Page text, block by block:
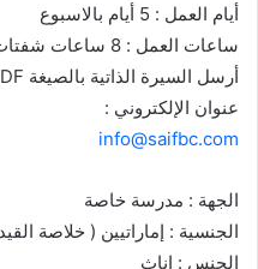
‏أيام العمل : 5 أيام بالاسبوع
ساعات العمل : 8 ساعات شفتات
عنوان الإلكتروني :
info@saifbc.com
الجهة : مدرسة خاصة
الجنسية : إماراتيين ( خلاصة
الجنس : إناث